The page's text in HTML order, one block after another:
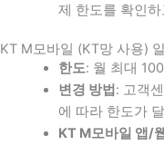
제 한도를 확인
KT M모바일 (KT망 사용)
한도: 월 최대
변경 방법 : 고객
에 따라 한도가
KT M모바일 앱/웹